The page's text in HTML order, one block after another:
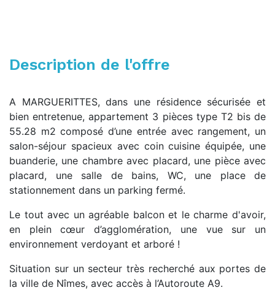
Description de l'offre
A MARGUERITTES, dans une résidence sécurisée et
bien entretenue, appartement 3 pièces type T2 bis de
55.28 m2 composé d’une entrée avec rangement, un
salon-séjour spacieux avec coin cuisine équipée, une
buanderie, une chambre avec placard, une pièce avec
placard, une salle de bains, WC, une place de
stationnement dans un parking fermé.
Le tout avec un agréable balcon et le charme d'avoir,
en plein cœur d’agglomération, une vue sur un
environnement verdoyant et arboré !
Situation sur un secteur très recherché aux portes de
la ville de Nîmes, avec accès à l’Autoroute A9.